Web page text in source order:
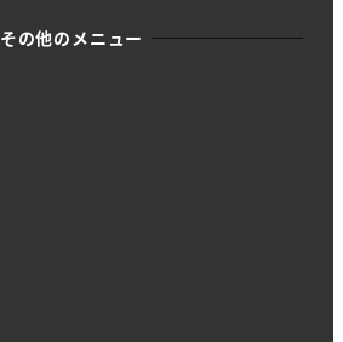
その他のメニュー